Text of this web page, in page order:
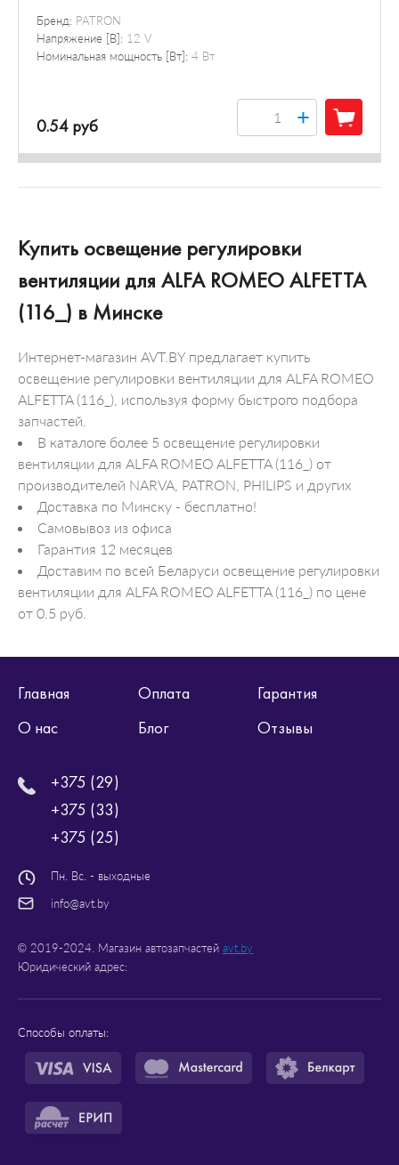
Бренд: PATRON
Напряжение [В]: 12 V
Номинальная мощность [Вт]: 4 Вт
0.54 руб +
Купить освещение регулировки
вентиляции для ALFA ROMEO ALFETTA
(116_) в Минске
Интернет-магазин AVT.BY предлагает купить
освещение регулировки вентиляции для ALFA ROMEO
ALFETTA (116_), используя форму быстрого подбора
запчастей.
В каталоге более 5 освещение регулировки
вентиляции для ALFA ROMEO ALFETTA (116_) от
производителей NARVA, PATRON, PHILIPS и других
Доставка по Минску - бесплатно!
Самовывоз из офиса
Гарантия 12 месяцев
Доставим по всей Беларуси освещение регулировки
вентиляции для ALFA ROMEO ALFETTA (116_) по цене
от 0.5 руб.
Главная Оплата
Гарантия
О нас
Блог Отзывы
+375 (29)
+375 (33)
+375 (25)
Пн. Вс. - выходные
info@avt.by
© 2019-2024. Магазин автозапчастей avt.by
Юридический адрес:
Способы оплаты: